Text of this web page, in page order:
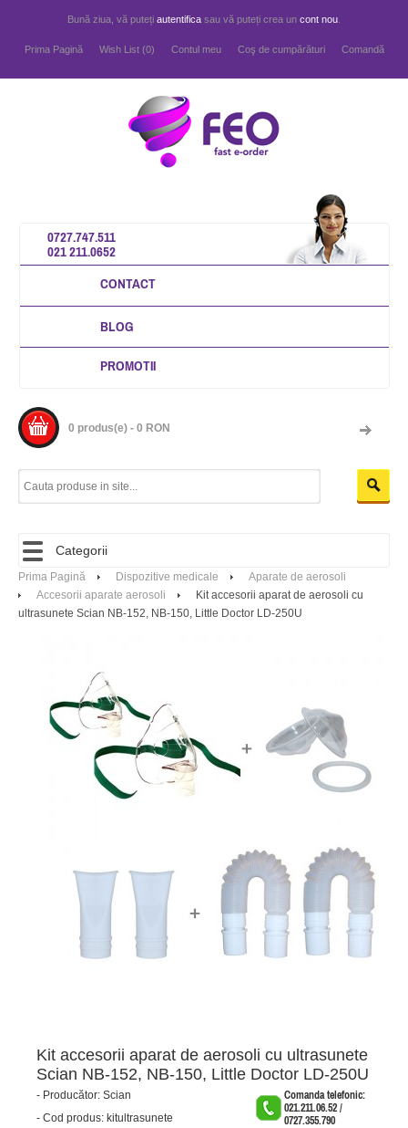
Bună ziua, vă puteți autentifica sau vă puteți crea un cont nou
Prima Pagină Wish List (0) Contul meu Coş de cumpărături Comandă
0727.747.511
021 211.0652
CONTACT
BLOG
PROMOTII
0 produs(e) - 0 RON
Categorii
Prima Pagină Dispozitive medicale
Aparate de aerosoli
Accesorii aparate aerosoli
Kit accesorii aparat de aerosoli cu
ultrasunete Scian NB-152, NB-150, Little Doctor LD-250U
Kit accesorii aparat de aerosoli cu ultrasunete
Scian NB-152, NB-150, Little Doctor LD-250U
Comanda telefonic:
021.211.06.52 /
0727.355.790
- Producător: Scian
- Cod produs: kitultrasunete